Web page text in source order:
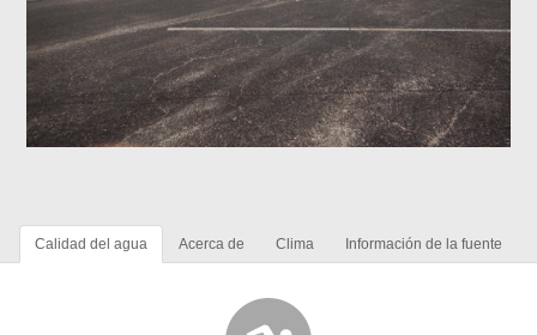
Calidad del agua Acerca de Clima Información de la fuente